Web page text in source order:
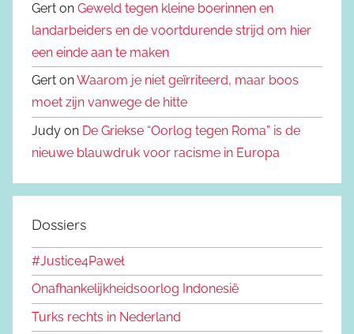
Gert on Geweld tegen kleine boerinnen en
landarbeiders en de voortdurende strijd om hier
een einde aan te maken
Gert onWaarom je niet geïrriteerd, maar boos
moet zijn vanwege de hitte
Judy on De Griekse “Oorlog tegen Roma” is de
nieuwe blauwdruk voor racisme in Europa
Dossiers
#Justice4Paweł
Onafhankelijkheidsoorlog Indonesië
Turks rechts in Nederland